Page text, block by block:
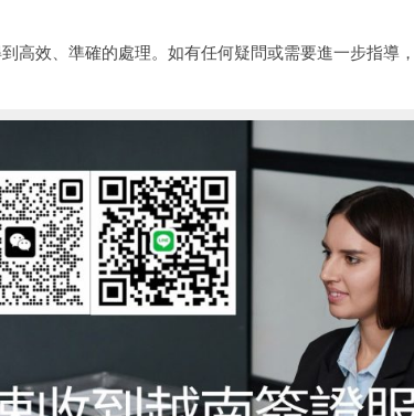
高效、準確的處理。如有任何疑問或需要進一步指導